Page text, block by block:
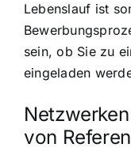
Lebenslauf ist
sein, ob Sie zu
eingeladen
von